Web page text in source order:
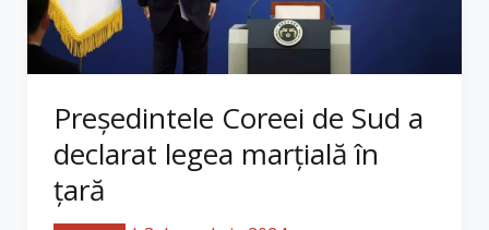
Președintele Coreei de Sud a
declarat legea marțială în
țară